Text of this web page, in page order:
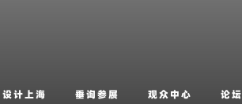
设计上海 垂询参展 观众中心 论坛